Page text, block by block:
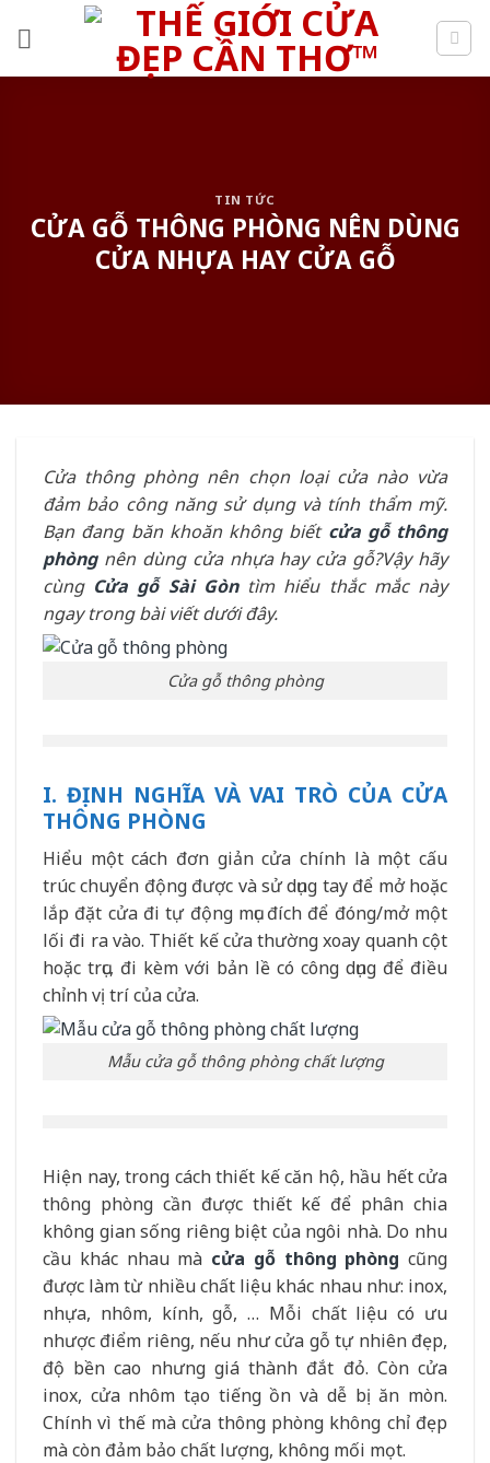
TIN TỨC
CỬA GỖ THÔNG PHÒNG NÊN DÙNG
CỬA NHỰA HAY CỬA GỖ
Cửa thông phòng nên chọn loại cửa nào vừa
đảm bảo công năng sử dụng và tính thẩm mỹ.
Bạn đang băn khoăn không biết cửa gỗ thông
phòngnên dùng cửa nhựa hay cửa gỗ?Vậy hãy
cùng Cửa gỗ Sài Gòntìm hiểu thắc mắc này
ngay trong bài viết dưới đây.
Cửa gỗ thông phòng
I. ĐỊNH NGHĨA VÀ VAI TRÒ CỦA CỬA
THÔNG PHÒNG
Hiểu một cách đơn giản cửa chính là một cấu
trúc chuyển động được và sử dụng tay để mở hoặc
lắp đặt cửa đi tự động mục đích để đóng/mở một
lối đi ra vào. Thiết kế cửa thường xoay quanh cột
hoặc trục, đi kèm với bản lề có công dụng để điều
chỉnh vị trí của cửa.
Mẫu cửa gỗ thông phòng chất lượng
Hiện nay, trong cách thiết kế căn hộ, hầu hết cửa
thông phòng cần được thiết kế để phân chia
không gian sống riêng biệt của ngôi nhà. Do nhu
cầu khác nhau mà cửa gỗ thông phòng cũng
được làm từ nhiều chất liệu khác nhau như: inox,
nhựa, nhôm, kính, gỗ, … Mỗi chất liệu có ưu
nhược điểm riêng, nếu như cửa gỗ tự nhiên đẹp,
độ bền cao nhưng giá thành đắt đỏ. Còn cửa
inox, cửa nhôm tạo tiếng ồn và dễ bị ăn mòn.
Chính vì thế mà cửa thông phòng không chỉ đẹp
mà còn đảm bảo chất lượng, không mối mọt.